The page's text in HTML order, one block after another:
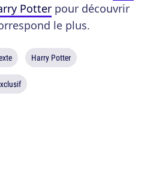
Potter pour découvrir
le plus.
Harry Potter